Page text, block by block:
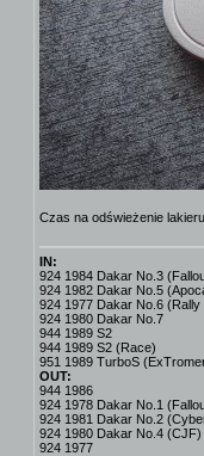
Czas na odświeżenie
IN:
924 1984 Dakar No.3
924 1982 Dakar No.5
924 1977 Dakar No.6
924 1980 Dakar No.7
944 1989 S2
944 1989 S2 (Race)
951 1989 TurboS
OUT:
944 1986
924 1978 Dakar No.1
924 1981 Dakar No.2
924 1980 Dakar No.4 (CJF)
924 1977